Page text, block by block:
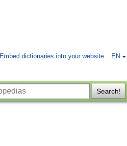
EN
Embed dictionaries into your website
Search!